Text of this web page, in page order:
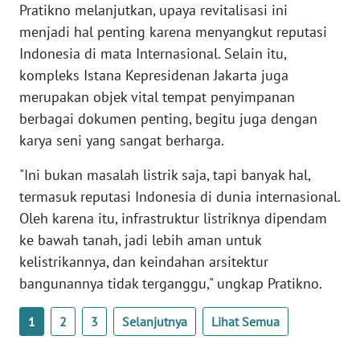
Pratikno melanjutkan, upaya revitalisasi ini
menjadi hal penting karena menyangkut reputasi
Indonesia di mata Internasional. Selain itu,
kompleks Istana Kepresidenan Jakarta juga
merupakan objek vital tempat penyimpanan
berbagai dokumen penting, begitu juga dengan
karya seni yang sangat berharga.
"Ini bukan masalah listrik saja, tapi banyak hal,
termasuk reputasi Indonesia di dunia internasional.
Oleh karena itu, infrastruktur listriknya dipendam
ke bawah tanah, jadi lebih aman untuk
kelistrikannya, dan keindahan arsitektur
bangunannya tidak terganggu," ungkap Pratikno.
1 2 3 Selanjutnya Lihat Semua
WN
BABEL
WN
SUMBAR
WN
WN
BENGKULU
WN
LAMPUNG
JATENG